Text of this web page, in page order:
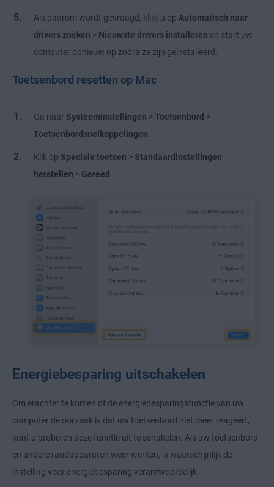
Als daarom wordt gevraagd, klikt u op Automatisch naar
drivers zoeken > Nieuwste drivers installeren en start uw
computer opnieuw op zodra ze zijn geïnstalleerd.
Toetsenbord resetten op Mac
Ga naar Systeeminstellingen > Toetsenbord >
Toetsenbordsnelkoppelingen
Klik op Speciale toetsen > Standaardinstellingen
herstellen > Gereed
Energiebesparing uitschakelen
Om erachter te komen of de energiebesparingsfunctie van uw
computer de oorzaak is dat uw toetsenbord niet meer reageert,
kunt u proberen deze functie uit te schakelen. Als uw toetsenbord
en andere randapparaten weer werken, is waarschijnlijk de
instelling voor energiebesparing verantwoordelijk.